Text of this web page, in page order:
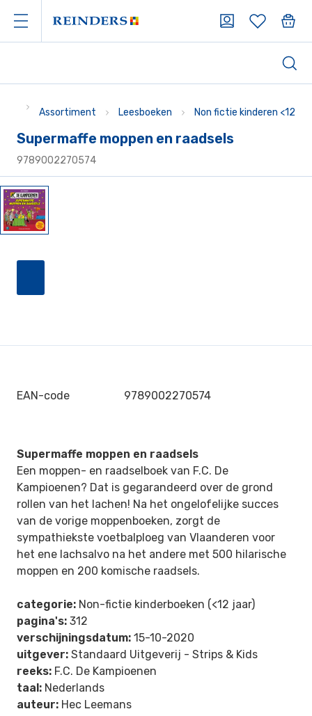
Assortiment Leesboeken Non fictie kinderen <12
Supermaffe moppen en raadsels
9789002270574
EAN-code 9789002270574
Supermaffe moppen en raadsels
Een moppen- en raadselboek van F.C. De
Kampioenen? Dat is gegarandeerd over de grond
rollen van het lachen! Na het ongelofelijke succes
van de vorige moppenboeken, zorgt de
sympathiekste voetbalploeg van Vlaanderen voor
het ene lachsalvo na het andere met 500 hilarische
moppen en 200 komische raadsels.
categorie: Non-fictie kinderboeken (<12 jaar)
pagina's: 312
verschijningsdatum: 15-10-2020
uitgever: Standaard Uitgeverij - Strips & Kids
reeks: F.C. De Kampioenen
taal: Nederlands
auteur: Hec Leemans